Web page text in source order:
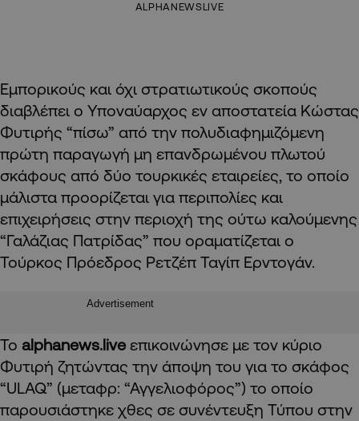
ALPHANEWSLIVE
Eμπορικούς και όχι στρατιωτικούς σκοπούς
διαβλέπει ο Υποναύαρχος εν αποστατεία Κώστας
Φυτιρής “πίσω” από την πολυδιαφημιζόμενη
πρώτη παραγωγή μη επανδρωμένου πλωτού
σκάφους από δύο τουρκικές εταιρείες, το οποίο
μάλιστα προορίζεται για περιπολίες και
επιχειρήσεις στην περιοχή της ούτω καλούμενης
“Γαλάζιας Πατρίδας” που οραματίζεται ο
Τούρκος Πρόεδρος Ρετζέπ Ταγίπ Ερντογάν.
Advertisement
Το alphanews.liveεπικοινώνησε με τον κύριο
Φυτιρή ζητώντας την άποψη του για το σκάφος
“ULAQ” (μεταφρ: “Αγγελιοφόρος”) το οποίο
παρουσιάστηκε χθες σε συνέντευξη Τύπου στην